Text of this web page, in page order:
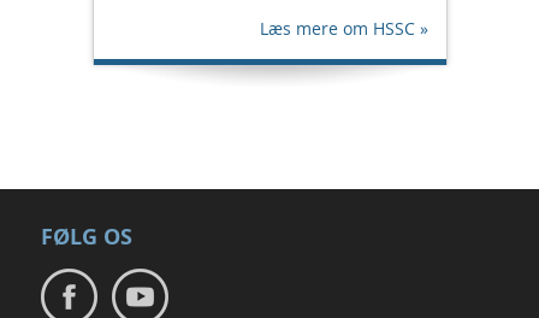
Læs mere om HSSC »
FØLG OS